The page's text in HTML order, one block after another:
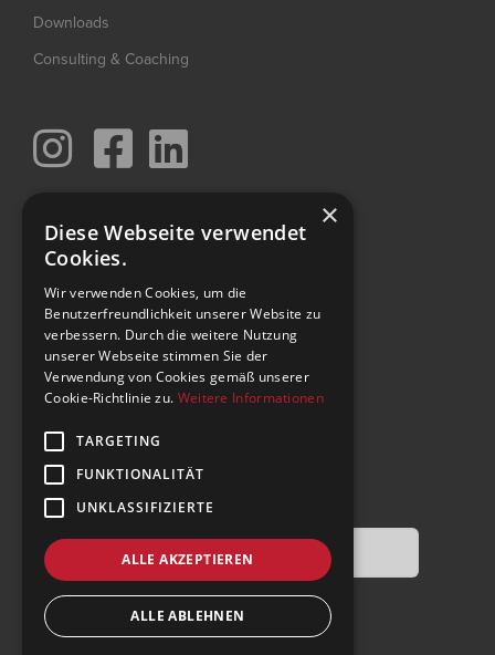
Downloads
Consulting & Coaching
  
PRODUKTE
SCANDINAVIER
SCAN MACHINE
FLOWWER
Schnittstellen
MailStore E-Mail Archivierung
SEITE DURCHSUCHEN
×
Diese Webseite verwendet
Cookies.
Wir verwenden Cookies, um die
Benutzerfreundlichkeit unserer Website zu
verbessern. Durch die weitere Nutzung
unserer Webseite stimmen Sie der
Verwendung von Cookies gemäß unserer
Cookie-Richtlinie zu. Weitere Informationen
TARGETING
FUNKTIONALITÄT
UNKLASSIFIZIERTE
ALLE AKZEPTIEREN
ALLE ABLEHNEN